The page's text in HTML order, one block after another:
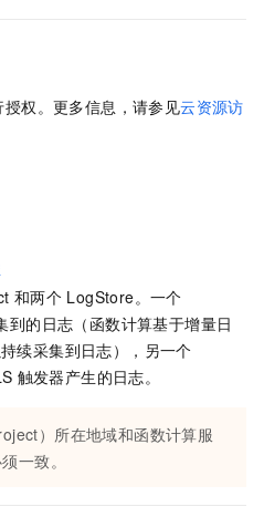
权。更多信息，请参见云资源访
和两个 LogStore。一个
到的日志（函数计算基于增量日
续采集到日志），另一个
触发器产生的日志。
）所在地域和函数计算服
一致。